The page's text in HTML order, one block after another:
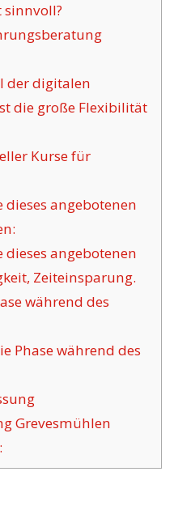
sinnvoll?
der digitalen
die große Flexibilität
Kurse für
angebotenen
angebotenen
Zeiteinsparung.
während des
Phase während des
Grevesmühlen